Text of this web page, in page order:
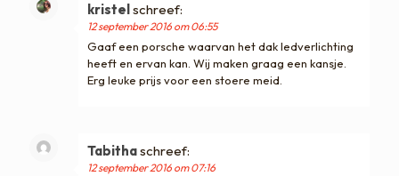
kristel schreef:
12 september 2016 om 06:55
Gaaf een porsche waarvan het dak ledverlichting
heeft en ervan kan. Wij maken graag een kansje.
Erg leuke prijs voor een stoere meid.
Tabithaschreef:
12 september 2016 om 07:16